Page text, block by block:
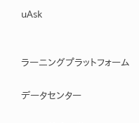
uAsk
ラーニングプラットフォーム
データセンター